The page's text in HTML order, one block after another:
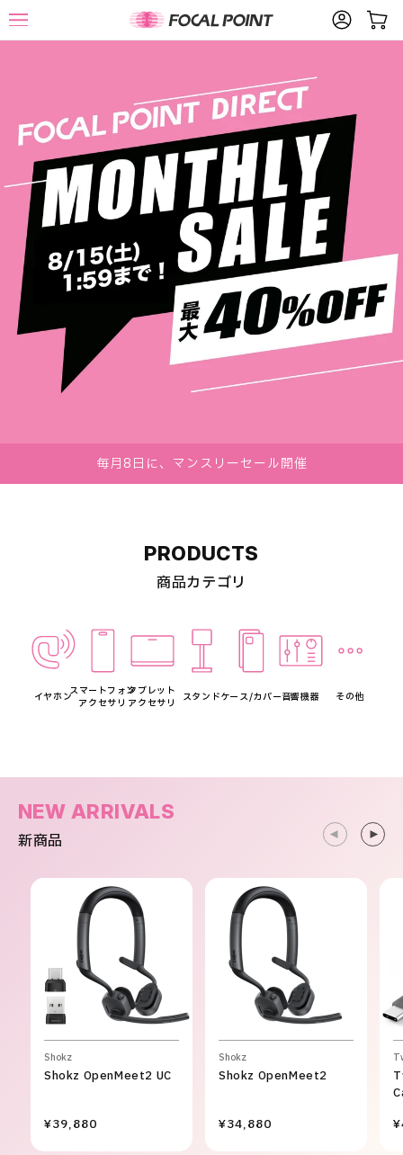
毎月8日に、マンスリーセール開催
PRODUCTS
商品カテゴリ
イヤホンスマートフォン
アクセサリ
タブレット
アクセサリ
スタンドケース/カバー音響機器 その他
NEW ARRIVALS
新商品
Shokz
Shokz OpenMeet2 UC
¥39,880
Shokz
Shokz OpenMeet2
¥34,880